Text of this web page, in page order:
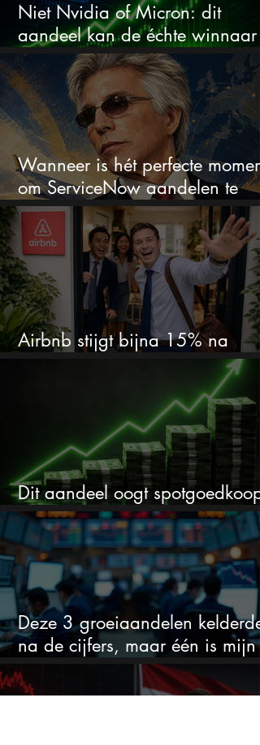
Niet Nvidia of Micron: dit
aandeel kan de échte winnaar
van de AI-race worden
Wanneer is hét perfecte moment
om ServiceNow aandelen te
kopen?
Airbnb stijgt bijna 15% na
cijfers: vooral dit AI-cijfer valt op
Dit aandeel oogt spotgoedkoop
voor hoeveel het kan stijgen
Deze 3 groeiaandelen
na de cijfers, maar één is mijn
duidelijke favoriet